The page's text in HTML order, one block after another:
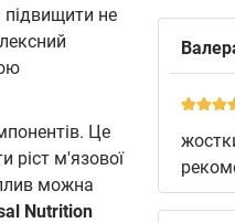
не
Це
ріст м'язової
можна
Nutrition